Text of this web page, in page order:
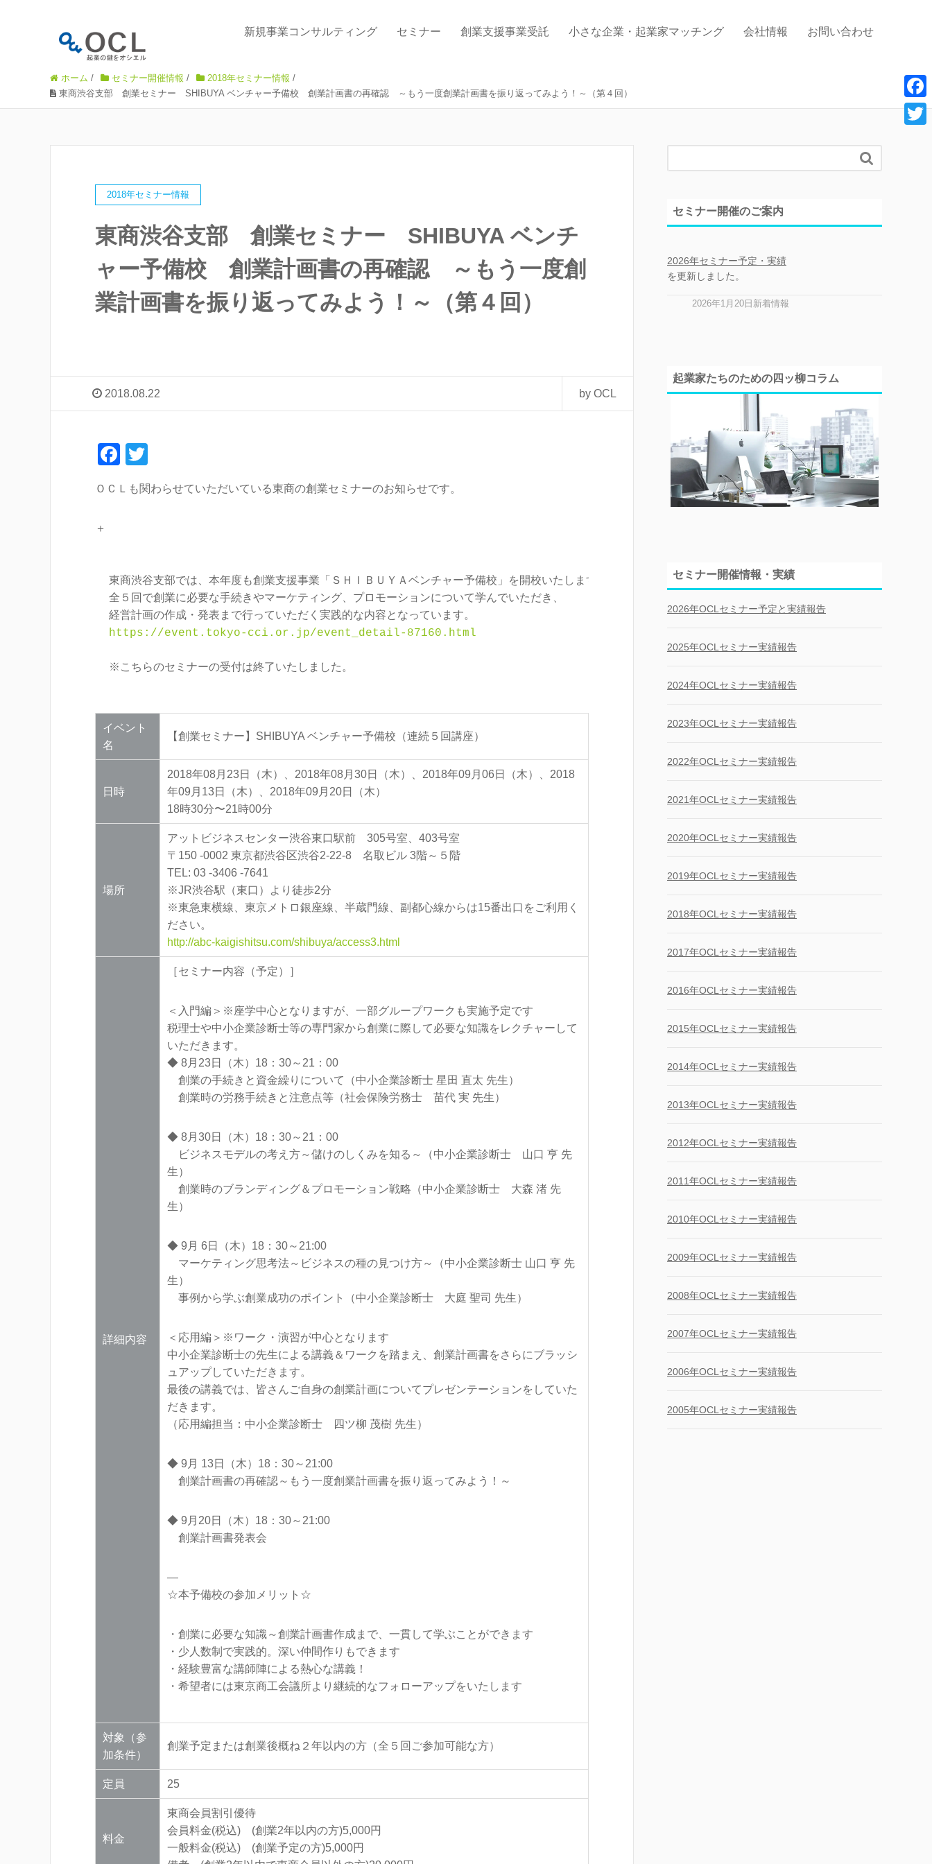
新規事業コンサルティング セミナー 創業支援事業受託 小さな企業・起業家マッチング 会社情報 お問い合わせ
ホーム / セミナー開催情報 / 2018年セミナー情報 /
東商渋谷支部 創業セミナー SHIBUYA ベンチャー予備校 創業計画書の再確認 ～もう一度創業計画書を振り返ってみよう！～（第４回）
2018年セミナー情報
東商渋谷支部 創業セミナー SHIBUYA ベンチ
ャー予備校 創業計画書の再確認 ～もう一度創
業計画書を振り返ってみよう！～（第４回）
2018.08.22 by OCL
F
c
o
k
tt
ＯＣＬも関わらせていただいている東商の創業セミナーのお知らせです。
＋
東商渋谷支部では、本年度も創業支援事業「ＳＨＩＢＵＹＡベンチャー予備校」を開校いたします。
全５回で創業に必要な手続きやマーケティング、プロモーションについて学んでいただき、
https://event.tokyo-cci.or.jp/event_detail-87160.html
※こちらのセミナーの受付は終了いたしました。
イベント
名
【創業セミナー】SHIBUYA ベンチャー予備校（連続５回講座）
日時
2018年08月23日（木）、2018年08月30日（木）、2018年09月06日（木）、2018
年09月13日（木）、2018年09月20日（木）
18時30分〜21時00分
場所
アットビジネスセンター渋谷東口駅前 305号室、403号室
〒150 -0002 東京都渋谷区渋谷2-22-8 名取ビル 3階～５階
TEL: 03 -3406 -7641
※JR渋谷駅（東口）より徒歩2分
※東急東横線、東京メトロ銀座線、半蔵門線、副都心線からは15番出口をご利用く
ださい。
http://abc-kaigishitsu.com/shibuya/access3.html
詳細内容
［セミナー内容（予定）］
＜入門編＞※座学中心となりますが、一部グループワークも実施予定です
税理士や中小企業診断士等の専門家から創業に際して必要な知識をレクチャーして
いただきます。
◆ 8月23日（木）18：30～21：00
創業の手続きと資金繰りについて（中小企業診断士 星田 直太 先生）
創業時の労務手続きと注意点等（社会保険労務士 苗代 実 先生）
◆ 8月30日（木）18：30～21：00
ビジネスモデルの考え方～儲けのしくみを知る～（中小企業診断士 山口 亨 先
生）
創業時のブランディング＆プロモーション戦略（中小企業診断士 大森 渚 先
生）
◆ 9月 6日（木）18：30～21:00
マーケティング思考法～ビジネスの種の見つけ方～（中小企業診断士 山口 亨 先
生）
事例から学ぶ創業成功のポイント（中小企業診断士 大庭 聖司 先生）
＜応用編＞※ワーク・演習が中心となります
中小企業診断士の先生による講義＆ワークを踏まえ、創業計画書をさらにブラッシ
ュアップしていただきます。
最後の講義では、皆さんご自身の創業計画についてプレゼンテーションをしていた
だきます。
（応用編担当：中小企業診断士 四ツ柳 茂樹 先生）
◆ 9月 13日（木）18：30～21:00
創業計画書の再確認～もう一度創業計画書を振り返ってみよう！～
◆ 9月20日（木）18：30～21:00
創業計画書発表会
—
☆本予備校の参加メリット☆
・創業に必要な知識～創業計画書作成まで、一貫して学ぶことができます
・少人数制で実践的。深い仲間作りもできます
・経験豊富な講師陣による熱心な講義！
・希望者には東京商工会議所より継続的なフォローアップをいたします
対象（参
加条件）
創業予定または創業後概ね２年以内の方（全５回ご参加可能な方）
定員 25
料金
東商会員割引優待
会員料金(税込) (創業2年以内の方)5,000円
一般料金(税込) (創業予定の方)5,000円

セミナー開催のご案内
2026年セミナー予定・実績
を更新しました。
2026年1月20日新着情報
起業家たちのための四ッ柳コラム
セミナー開催情報・実績
2026年OCLセミナー予定と実績報告
2025年OCLセミナー実績報告
2024年OCLセミナー実績報告
2023年OCLセミナー実績報告
2022年OCLセミナー実績報告
2021年OCLセミナー実績報告
2020年OCLセミナー実績報告
2019年OCLセミナー実績報告
2018年OCLセミナー実績報告
2017年OCLセミナー実績報告
2016年OCLセミナー実績報告
2015年OCLセミナー実績報告
2014年OCLセミナー実績報告
2013年OCLセミナー実績報告
2012年OCLセミナー実績報告
2011年OCLセミナー実績報告
2010年OCLセミナー実績報告
2009年OCLセミナー実績報告
2008年OCLセミナー実績報告
2007年OCLセミナー実績報告
2006年OCLセミナー実績報告
2005年OCLセミナー実績報告
F